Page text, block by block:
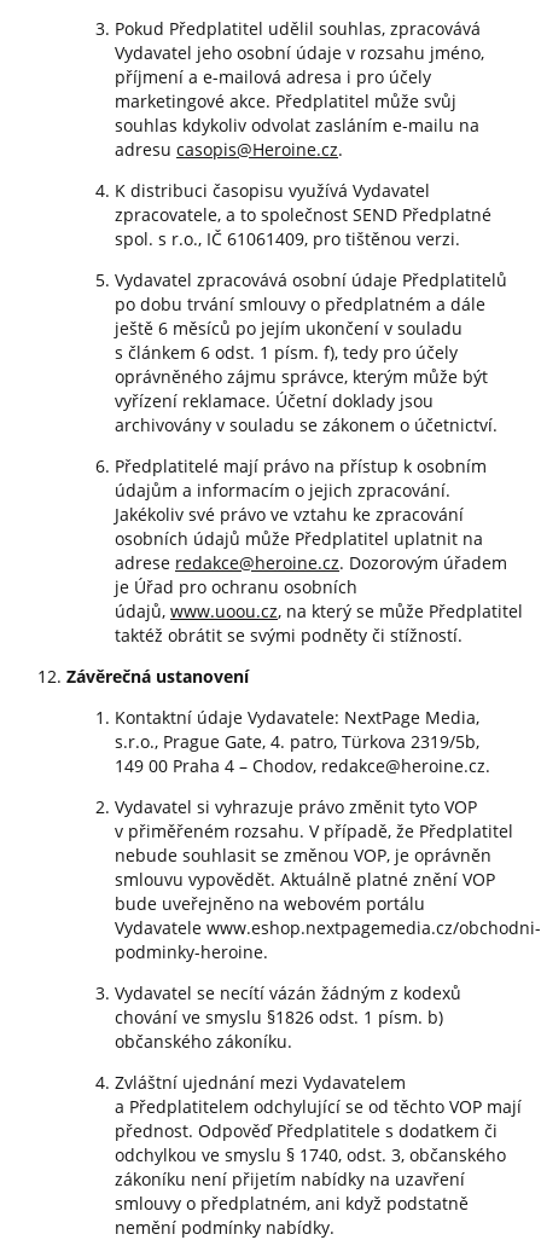
Pokud Předplatitel udělil souhlas, zpracovává
Vydavatel jeho osobní údaje v rozsahu jméno,
příjmení a e-mailová adresa i pro účely
marketingové akce. Předplatitel může svůj
souhlas kdykoliv odvolat zasláním e-mailu na
adresu casopis@Heroine.cz.
K distribuci časopisu využívá Vydavatel
zpracovatele, a to společnost SEND Předplatné
spol. s r.o., IČ 61061409, pro tištěnou verzi.
Vydavatel zpracovává osobní údaje Předplatitelů
po dobu trvání smlouvy o předplatném a dále
ještě 6 měsíců po jejím ukončení v souladu
s článkem 6 odst. 1 písm. f), tedy pro účely
oprávněného zájmu správce, kterým může být
vyřízení reklamace. Účetní doklady jsou
archivovány v souladu se zákonem o účetnictví.
Předplatitelé mají právo na přístup k osobním
údajům a informacím o jejich zpracování.
Jakékoliv své právo ve vztahu ke zpracování
osobních údajů může Předplatitel uplatnit na
adrese redakce@heroine.cz. Dozorovým úřadem
je Úřad pro ochranu osobních
údajů, www.uoou.cz, na který se může Předplatitel
taktéž obrátit se svými podněty či stížností.
Závěrečná ustanovení
Kontaktní údaje Vydavatele: NextPage Media,
s.r.o., Prague Gate, 4. patro, Türkova 2319/5b,
149 00 Praha 4 – Chodov, redakce@heroine.cz.
Vydavatel si vyhrazuje právo změnit tyto VOP
v přiměřeném rozsahu. V případě, že Předplatitel
nebude souhlasit se změnou VOP, je oprávněn
smlouvu vypovědět. Aktuálně platné znění VOP
bude uveřejněno na webovém portálu
Vydavatele www.eshop.nextpagemedia.cz/obchodni-
podminky-heroine.
Vydavatel se necítí vázán žádným z kodexů
chování ve smyslu §1826 odst. 1 písm. b)
občanského zákoníku.
Zvláštní ujednání mezi Vydavatelem
a Předplatitelem odchylující se od těchto VOP mají
přednost. Odpověď Předplatitele s dodatkem či
odchylkou ve smyslu § 1740, odst. 3, občanského
zákoníku není přijetím nabídky na uzavření
smlouvy o předplatném, ani když podstatně
nemění podmínky nabídky.